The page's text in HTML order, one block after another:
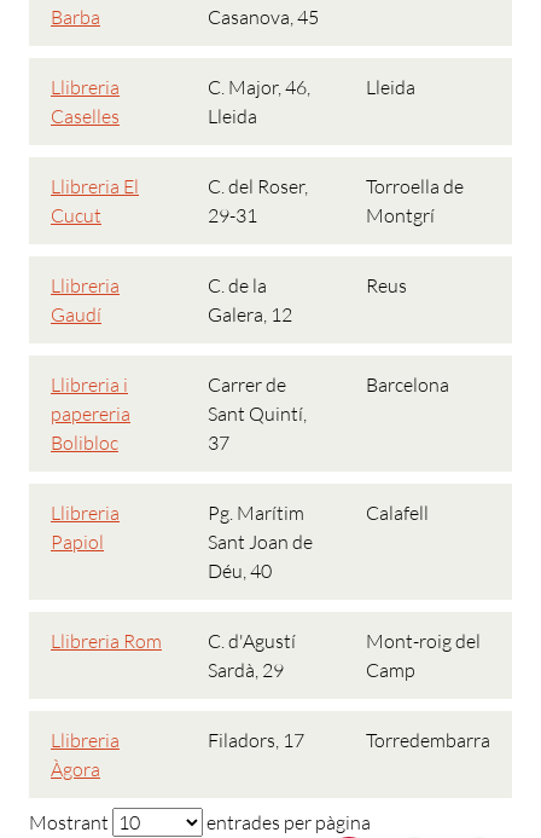
Barba
Casanova, 45
Llibreria
Caselles
C. Major, 46,
Lleida
Lleida
Llibreria El
Cucut
C. del Roser,
29-31
Torroella de
Montgrí
Llibreria
Gaudí
C. de la
Galera, 12
Reus
Llibreria i
papereria
Bolibloc
Carrer de
Sant Quintí,
37
Barcelona
Llibreria
Papiol
Pg. Marítim
Sant Joan de
Déu, 40
Calafell
Llibreria Rom
C. d'Agustí
Sardà, 29
Mont-roig del
Camp
Llibreria
Àgora
Filadors, 17 Torredembarra
Mostrant
entrades per pàgina